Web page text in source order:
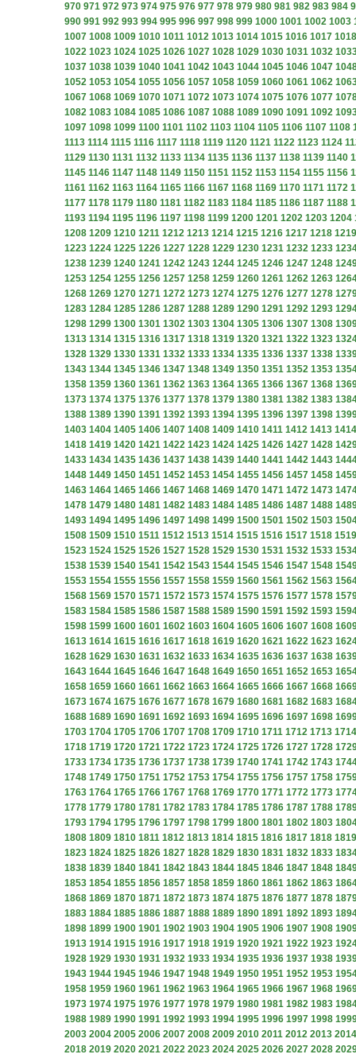
970 971 972 973 974 975 976 977 978 979 980 981 982 983 984
990 991 992 993 994 995 996 997 998 999 1000 1001 1002 1003
1007 1008 1009 1010 1011 1012 1013 1014 1015 1016 1017 1018
1022 1023 1024 1025 1026 1027 1028 1029 1030 1031 1032
1037 1038 1039 1040 1041 1042 1043 1044 1045 1046 1047
1052 1053 1054 1055 1056 1057 1058 1059 1060 1061 1062
1067 1068 1069 1070 1071 1072 1073 1074 1075 1076 1077
1082 1083 1084 1085 1086 1087 1088 1089 1090 1091 1092
1097 1098 1099 1100 1101 1102 1103 1104 1105 1106 1107 1108
1113 1114 1115 1116 1117 1118 1119 1120 1121 1122 1123 1124
1129 1130 1131 1132 1133 1134 1135 1136 1137 1138 1139 1140
1145 1146 1147 1148 1149 1150 1151 1152 1153 1154 1155 1156
1161 1162 1163 1164 1165 1166 1167 1168 1169 1170 1171 1172
1177 1178 1179 1180 1181 1182 1183 1184 1185 1186 1187 1188
1193 1194 1195 1196 1197 1198 1199 1200 1201 1202 1203 1204
1208 1209 1210 1211 1212 1213 1214 1215 1216 1217 1218 1219
1223 1224 1225 1226 1227 1228 1229 1230 1231 1232 1233
1238 1239 1240 1241 1242 1243 1244 1245 1246 1247 1248
1253 1254 1255 1256 1257 1258 1259 1260 1261 1262 1263
1268 1269 1270 1271 1272 1273 1274 1275 1276 1277 1278
1283 1284 1285 1286 1287 1288 1289 1290 1291 1292 1293
1298 1299 1300 1301 1302 1303 1304 1305 1306 1307 1308
1313 1314 1315 1316 1317 1318 1319 1320 1321 1322 1323
1328 1329 1330 1331 1332 1333 1334 1335 1336 1337 1338
1343 1344 1345 1346 1347 1348 1349 1350 1351 1352 1353
1358 1359 1360 1361 1362 1363 1364 1365 1366 1367 1368
1373 1374 1375 1376 1377 1378 1379 1380 1381 1382 1383
1388 1389 1390 1391 1392 1393 1394 1395 1396 1397 1398
1403 1404 1405 1406 1407 1408 1409 1410 1411 1412 1413 1414
1418 1419 1420 1421 1422 1423 1424 1425 1426 1427 1428
1433 1434 1435 1436 1437 1438 1439 1440 1441 1442 1443
1448 1449 1450 1451 1452 1453 1454 1455 1456 1457 1458
1463 1464 1465 1466 1467 1468 1469 1470 1471 1472 1473
1478 1479 1480 1481 1482 1483 1484 1485 1486 1487 1488
1493 1494 1495 1496 1497 1498 1499 1500 1501 1502 1503
1508 1509 1510 1511 1512 1513 1514 1515 1516 1517 1518 1519
1523 1524 1525 1526 1527 1528 1529 1530 1531 1532 1533
1538 1539 1540 1541 1542 1543 1544 1545 1546 1547 1548
1553 1554 1555 1556 1557 1558 1559 1560 1561 1562 1563
1568 1569 1570 1571 1572 1573 1574 1575 1576 1577 1578
1583 1584 1585 1586 1587 1588 1589 1590 1591 1592 1593
1598 1599 1600 1601 1602 1603 1604 1605 1606 1607 1608
1613 1614 1615 1616 1617 1618 1619 1620 1621 1622 1623
1628 1629 1630 1631 1632 1633 1634 1635 1636 1637 1638
1643 1644 1645 1646 1647 1648 1649 1650 1651 1652 1653
1658 1659 1660 1661 1662 1663 1664 1665 1666 1667 1668
1673 1674 1675 1676 1677 1678 1679 1680 1681 1682 1683
1688 1689 1690 1691 1692 1693 1694 1695 1696 1697 1698
1703 1704 1705 1706 1707 1708 1709 1710 1711 1712 1713 1714
1718 1719 1720 1721 1722 1723 1724 1725 1726 1727 1728
1733 1734 1735 1736 1737 1738 1739 1740 1741 1742 1743
1748 1749 1750 1751 1752 1753 1754 1755 1756 1757 1758
1763 1764 1765 1766 1767 1768 1769 1770 1771 1772 1773
1778 1779 1780 1781 1782 1783 1784 1785 1786 1787 1788
1793 1794 1795 1796 1797 1798 1799 1800 1801 1802 1803
1808 1809 1810 1811 1812 1813 1814 1815 1816 1817 1818 1819
1823 1824 1825 1826 1827 1828 1829 1830 1831 1832 1833
1838 1839 1840 1841 1842 1843 1844 1845 1846 1847 1848
1853 1854 1855 1856 1857 1858 1859 1860 1861 1862 1863
1868 1869 1870 1871 1872 1873 1874 1875 1876 1877 1878
1883 1884 1885 1886 1887 1888 1889 1890 1891 1892 1893
1898 1899 1900 1901 1902 1903 1904 1905 1906 1907 1908
1913 1914 1915 1916 1917 1918 1919 1920 1921 1922 1923
1928 1929 1930 1931 1932 1933 1934 1935 1936 1937 1938
1943 1944 1945 1946 1947 1948 1949 1950 1951 1952 1953
1958 1959 1960 1961 1962 1963 1964 1965 1966 1967 1968
1973 1974 1975 1976 1977 1978 1979 1980 1981 1982 1983
1988 1989 1990 1991 1992 1993 1994 1995 1996 1997 1998
2003 2004 2005 2006 2007 2008 2009 2010 2011 2012 2013 2014
2018 2019 2020 2021 2022 2023 2024 2025 2026 2027 2028